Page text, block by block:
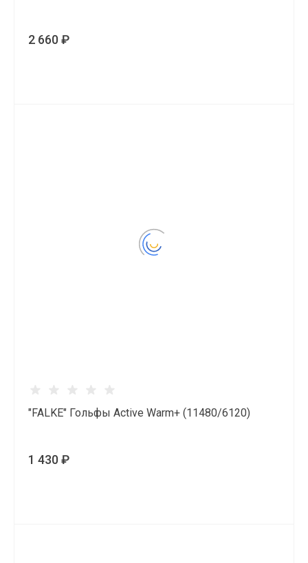
2 660 ₽
"FALKE" Гольфы Active Warm+ (11480/6120)
1 430 ₽